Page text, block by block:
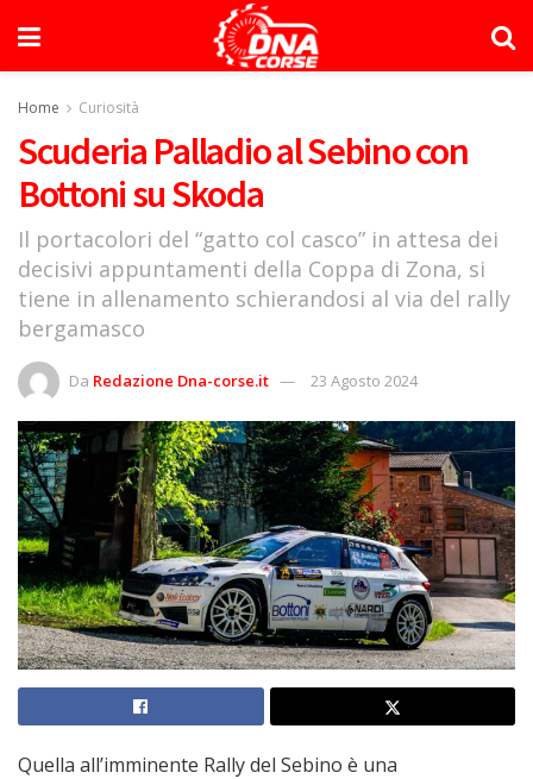
Home Curiosità
Scuderia Palladio al Sebino con
Bottoni su Skoda
Il portacolori del “gatto col casco” in attesa dei
decisivi appuntamenti della Coppa di Zona, si
tiene in allenamento schierandosi al via del rally
bergamasco
Da Redazione Dna-corse.it 23 Agosto 2024
Quella all’imminente Rally del Sebino è una